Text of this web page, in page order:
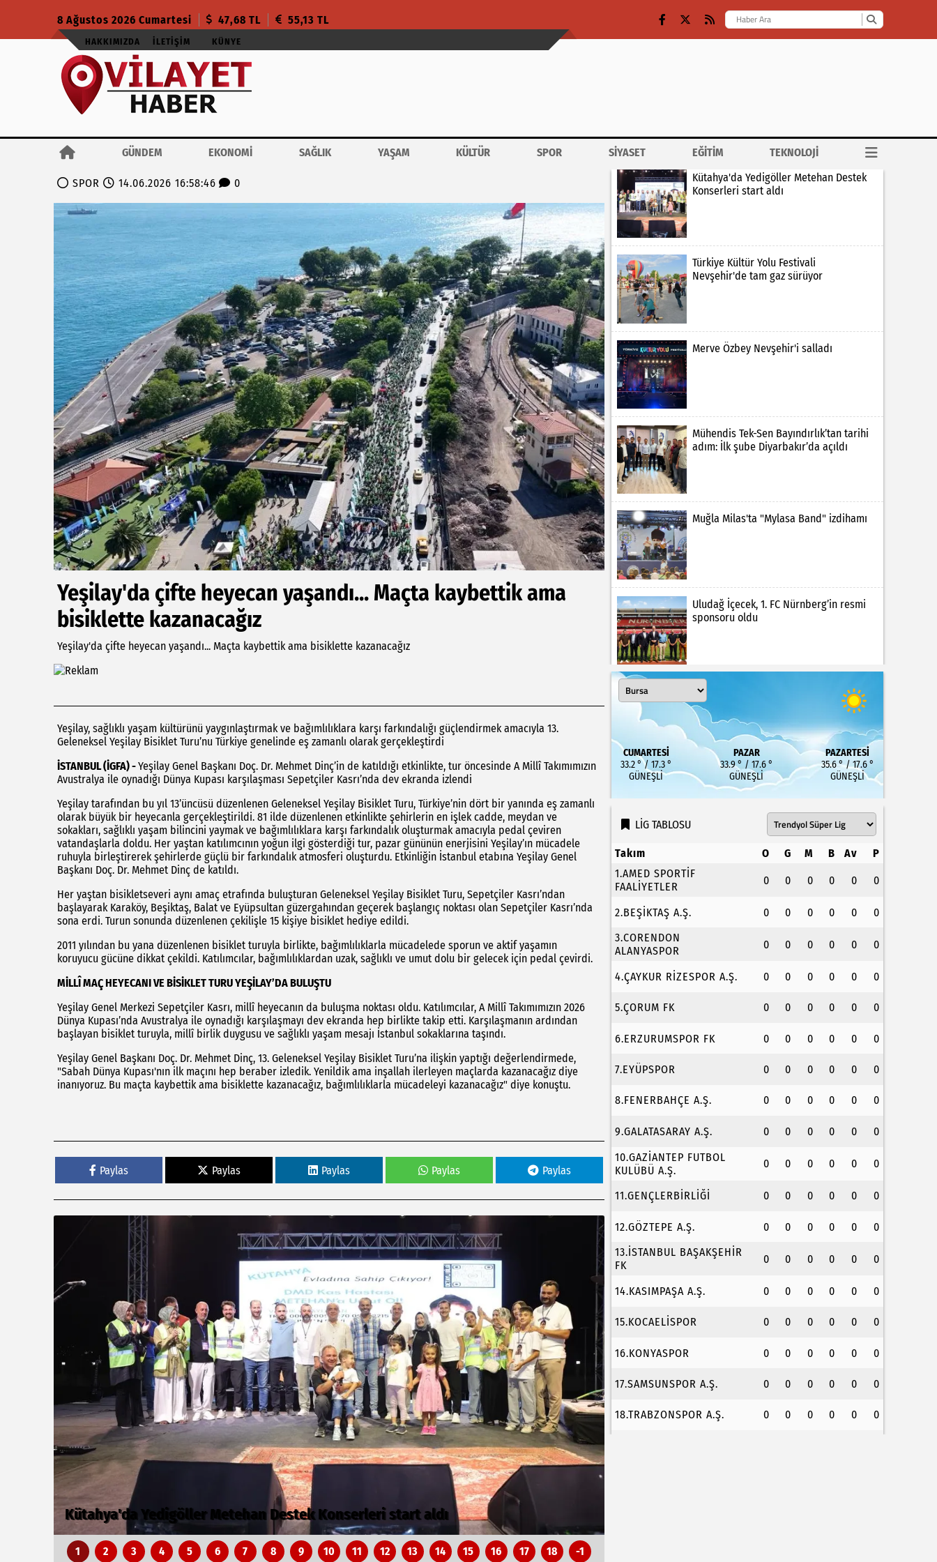
8 Ağustos 2026 Cumartesi 47,68 TL 55,13 TL
HAKKIMIZDA İLETIŞIM KÜNYE
GÜNDEM EKONOMİ SAĞLIK YAŞAM KÜLTÜR SPOR SİYASET EĞİTİM TEKNOLOJİ
SPOR 14.06.2026 16:58:46 0
Yeşilay'da çifte heyecan yaşandı... Maçta kaybettik ama
bisiklette kazanacağız
Yeşilay'da çifte heyecan yaşandı... Maçta kaybettik ama bisiklette kazanacağız
Yeşilay, sağlıklı yaşam kültürünü yaygınlaştırmak ve bağımlılıklara karşı farkındalığı güçlendirmek amacıyla 13.
Geleneksel Yeşilay Bisiklet Turu’nu Türkiye genelinde eş zamanlı olarak gerçekleştirdi
İSTANBUL (İGFA) -Yeşilay Genel Başkanı Doç. Dr. Mehmet Dinç’in de katıldığı etkinlikte, tur öncesinde A Millî Takımımızın
Avustralya ile oynadığı Dünya Kupası karşılaşması Sepetçiler Kasrı’nda dev ekranda izlendi
Yeşilay tarafından bu yıl 13’üncüsü düzenlenen Geleneksel Yeşilay Bisiklet Turu, Türkiye’nin dört bir yanında eş zamanlı
olarak büyük bir heyecanla gerçekleştirildi. 81 ilde düzenlenen etkinlikte şehirlerin en işlek cadde, meydan ve
sokakları, sağlıklı yaşam bilincini yaymak ve bağımlılıklara karşı farkındalık oluşturmak amacıyla pedal çeviren
vatandaşlarla doldu. Her yaştan katılımcının yoğun ilgi gösterdiği tur, pazar gününün enerjisini Yeşilay’ın mücadele
ruhuyla birleştirerek şehirlerde güçlü bir farkındalık atmosferi oluşturdu. Etkinliğin İstanbul etabına Yeşilay Genel
Başkanı Doç. Dr. Mehmet Dinç de katıldı.
Her yaştan bisikletseveri aynı amaç etrafında buluşturan Geleneksel Yeşilay Bisiklet Turu, Sepetçiler Kasrı’ndan
başlayarak Karaköy, Beşiktaş, Balat ve Eyüpsultan güzergahından geçerek başlangıç noktası olan Sepetçiler Kasrı’nda
sona erdi. Turun sonunda düzenlenen çekilişle 15 kişiye bisiklet hediye edildi.
2011 yılından bu yana düzenlenen bisiklet turuyla birlikte, bağımlılıklarla mücadelede sporun ve aktif yaşamın
koruyucu gücüne dikkat çekildi. Katılımcılar, bağımlılıklardan uzak, sağlıklı ve umut dolu bir gelecek için pedal çevirdi.
MİLLÎ MAÇ HEYECANI VE BİSİKLET TURU YEŞİLAY’DA BULUŞTU
Yeşilay Genel Merkezi Sepetçiler Kasrı, millî heyecanın da buluşma noktası oldu. Katılımcılar, A Millî Takımımızın 2026
Dünya Kupası’nda Avustralya ile oynadığı karşılaşmayı dev ekranda hep birlikte takip etti. Karşılaşmanın ardından
başlayan bisiklet turuyla, millî birlik duygusu ve sağlıklı yaşam mesajı İstanbul sokaklarına taşındı.
Yeşilay Genel Başkanı Doç. Dr. Mehmet Dinç, 13. Geleneksel Yeşilay Bisiklet Turu’na ilişkin yaptığı değerlendirmede,
"Sabah Dünya Kupası'nın ilk maçını hep beraber izledik. Yenildik ama inşallah ilerleyen maçlarda kazanacağız diye
inanıyoruz. Bu maçta kaybettik ama bisiklette kazanacağız, bağımlılıklarla mücadeleyi kazanacağız" diye konuştu.
Paylas Paylas Paylas Paylas Paylas
Türkiye Kültür Yolu Festivali Nevşehir'de tam gaz sürüyor
1 2 3 4 5 6 7 8 9 10 11 12 13 14 15 16 17 18 -1
Kütahya'da Yedigöller Metehan Destek
Konserleri start aldı
Türkiye Kültür Yolu Festivali
Nevşehir'de tam gaz sürüyor
Merve Özbey Nevşehir'i salladı
Mühendis Tek-Sen Bayındırlık’tan tarihi
adım: İlk şube Diyarbakır’da açıldı
Muğla Milas'ta "Mylasa Band" izdihamı
Uludağ İçecek, 1. FC Nürnberg’in resmi
sponsoru oldu
CUMARTESI
33.2 ° / 17.3 °
GÜNEŞLI
PAZAR
33.9 ° / 17.6 °
GÜNEŞLI
PAZARTESI
35.6 ° / 17.6 °
GÜNEŞLI
LİG TABLOSU
Takım O G M B Av
P
1.AMED SPORTİF
FAALİYETLER
0 0 0 0 0 0
2.BEŞİKTAŞ A.Ş. 0 0 0 0 0
0
3.CORENDON
ALANYASPOR
0 0 0 0 0 0
4.ÇAYKUR RİZESPOR A.Ş. 0 0 0 0 0 0
5.ÇORUM FK 0 0 0 0 0 0
6.ERZURUMSPOR FK 0 0 0 0 0 0
7.EYÜPSPOR 0 0 0 0 0 0
8.FENERBAHÇE A.Ş. 0 0 0 0 0 0
9.GALATASARAY A.Ş. 0 0 0 0 0
0
10.GAZİANTEP FUTBOL
KULÜBÜ A.Ş.
0 0 0 0 0 0
11.GENÇLERBİRLİĞİ 0 0 0 0 0 0
12.GÖZTEPE A.Ş. 0 0 0 0 0
0
13.İSTANBUL BAŞAKŞEHİR
FK
0 0 0 0 0 0
14.KASIMPAŞA A.Ş. 0 0 0 0 0 0
15.KOCAELİSPOR 0 0 0 0 0 0
16.KONYASPOR 0 0 0 0 0 0
17.SAMSUNSPOR A.Ş. 0 0 0 0 0 0
18.TRABZONSPOR A.Ş. 0 0 0 0 0 0